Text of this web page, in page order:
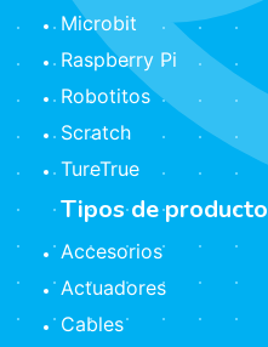
Microbit
Raspberry Pi
Robotitos
Scratch
TureTrue
Tipos de producto
Accesorios
Actuadores
Cables